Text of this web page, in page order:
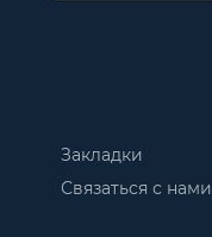
Закладки
Связаться с нами